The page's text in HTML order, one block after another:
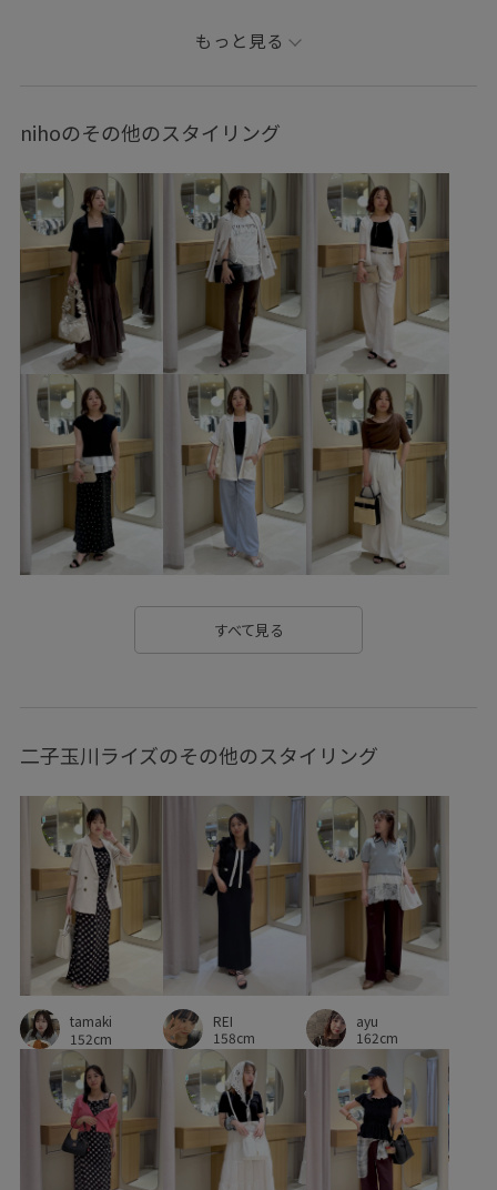
ジャケット/アウター
ショルダーバッグ シューズ パンプス
BVS16120 BVV36200 BVX75210 BVZ36020
0318PRESS対象商品 26officecasual blouse_pickup
Exclusive_GW outer_pickup Tシャツ
UVケア VIS_2026SS_POLO VIS_2026SS_POLO2
VIS_ceremony_2026 VIS_outdoor VIS_outdoor2
vis_pickuptops vis_pickup_july_bag VIS_smallsize
VIS_TIMESALE Vネック Wbottoms_pickup
Wpickup_items Wshoes_pickup Wtops_pickup
お気に入り急上昇_pickup きれいに見える きれいめ
さらりとした
インソール オシャレに見える
カジュアルすぎない カットソー カットソー素材
クッション シアー シャツ シャープ シンプル
シンプルなトップス シンプルコーデ ジャケット
ジョーゼット スッキリ スッキリ見え ストラップ
ストレスフリー セットアップ
セットアップ対象商品 タイツ タック ダウン
チェック柄 チェーン デコルテがきれい
デニムに合わせる ドロストデザイン バブーシュ
バランスが良い パール ビスチェ ビスチェ風
フェミニン フォーマル フラップポケット
もっと見る
nihoのその他のスタイリング
すべて見る
二子玉川ライズのその他のスタイリング
tamaki
152cm
REI
158cm
ayu
162cm